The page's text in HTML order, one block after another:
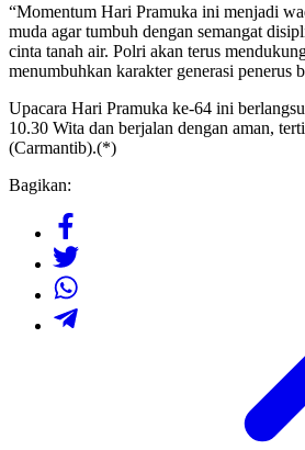
“Momentum Hari Pramuka ini menjadi
muda agar tumbuh dengan semangat
cinta tanah air. Polri akan terus
menumbuhkan karakter generasi penerus
Upacara Hari Pramuka ke-64 ini
10.30 Wita dan berjalan dengan aman,
(Carmantib).(*)
Bagikan: